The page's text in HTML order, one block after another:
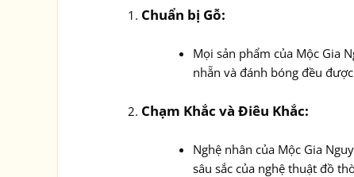
Chuẩn bị Gỗ:
Mọi sản phẩm của Mộc Gia
nhẵn và đánh bóng đều
Chạm Khắc và Điêu Khắc:
Nghệ nhân của Mộc Gia
sâu sắc của nghệ thuật đồ